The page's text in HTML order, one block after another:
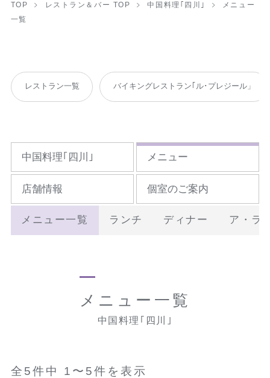
TOP レストラン＆バー TOP 中国料理｢四川｣
メニュー
一覧
レストラン一覧 バイキングレストラン｢ル･プレジール」
中国料理｢四川｣ メニュー
店舗情報 個室のご案内
メニュー一覧 ランチ ディナー ア・ラ
メニュー一覧
中国料理｢四川｣
全5件中 1〜5件を表示